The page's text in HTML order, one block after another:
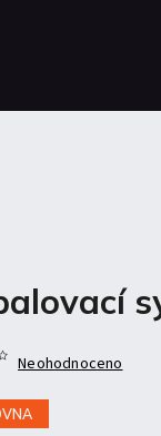
Neohodnoceno